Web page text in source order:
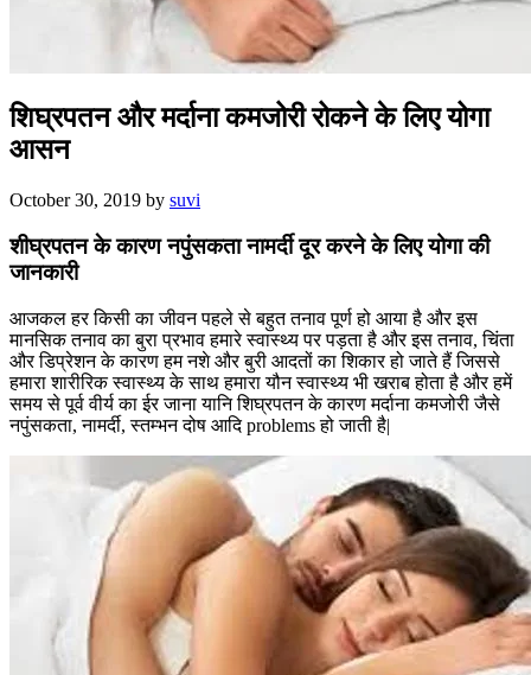
शिघ्रपतन और मर्दाना कमजोरी रोकने के लिए योगा
आसन
October 30, 2019 by suvi
शीघ्रपतन के कारण नपुंसकता नामर्दी दूर करने के लिए योगा की
जानकारी
आजकल हर किसी का जीवन पहले से बहुत तनाव पूर्ण हो आया है और इस
मानसिक तनाव का बुरा प्रभाव हमारे स्वास्थ्य पर पड़ता है और इस तनाव, चिंता
और डिप्रेशन के कारण हम नशे और बुरी आदतों का शिकार हो जाते हैं जिससे
हमारा शारीरिक स्वास्थ्य के साथ हमारा यौन स्वास्थ्य भी खराब होता है और हमें
समय से पूर्व वीर्य का ईर जाना यानि शिघ्रपतन के कारण मर्दाना कमजोरी जैसे
नपुंसकता, नामर्दी, स्तम्भन दोष आदि problems हो जाती है|